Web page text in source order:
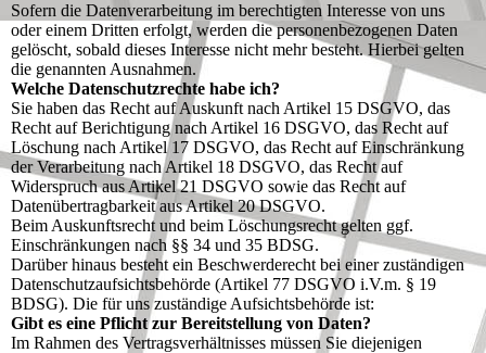
Sofern die Datenverarbeitung im berechtigten Interesse von uns
oder einem Dritten erfolgt, werden die personenbezogenen Daten
gelöscht, sobald dieses Interesse nicht mehr besteht. Hierbei gelten
die genannten Ausnahmen.
Welche Datenschutzrechte habe ich?
Sie haben das Recht auf Auskunft nach Artikel 15 DSGVO, das
Recht auf Berichtigung nach Artikel 16 DSGVO, das Recht auf
Löschung nach Artikel 17 DSGVO, das Recht auf Einschränkung
der Verarbeitung nach Artikel 18 DSGVO, das Recht auf
Widerspruch aus Artikel 21 DSGVO sowie das Recht auf
Datenübertragbarkeit aus Artikel 20 DSGVO.
Beim Auskunftsrecht und beim Löschungsrecht gelten ggf.
Einschränkungen nach §§ 34 und 35 BDSG.
Darüber hinaus besteht ein Beschwerderecht bei einer zuständigen
Datenschutzaufsichtsbehörde (Artikel 77 DSGVO i.V.m. § 19
BDSG). Die für uns zuständige Aufsichtsbehörde ist:
Gibt es eine Pflicht zur Bereitstellung von Daten?
Im Rahmen des Vertragsverhältnisses müssen Sie diejenigen